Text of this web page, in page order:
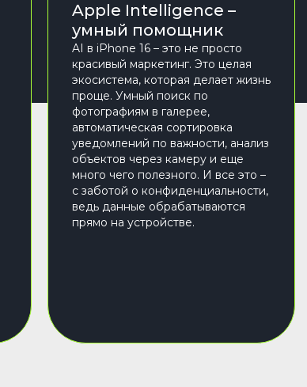
Apple Intelligence –
умный помощник
AI в iPhone 16 – это не просто
красивый маркетинг. Это целая
экосистема, которая делает жизнь
проще. Умный поиск по
фотографиям в галерее,
автоматическая сортировка
уведомлений по важности, анализ
объектов через камеру и еще
много чего полезного. И все это –
с заботой о конфиденциальности,
ведь данные обрабатываются
прямо на устройстве.